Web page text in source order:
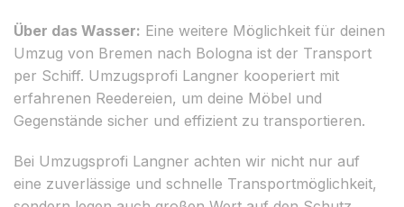
Über das Wasser: Eine weitere Möglichkeit für deinen
Umzug von Bremen nach Bologna ist der Transport
per Schiff. Umzugsprofi Langner kooperiert mit
erfahrenen Reedereien, um deine Möbel und
Gegenstände sicher und effizient zu transportieren.
Bei Umzugsprofi Langner achten wir nicht nur auf
eine zuverlässige und schnelle Transportmöglichkeit,